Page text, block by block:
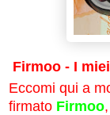
Firmoo - I
Eccomi qui a
firmato Firmoo